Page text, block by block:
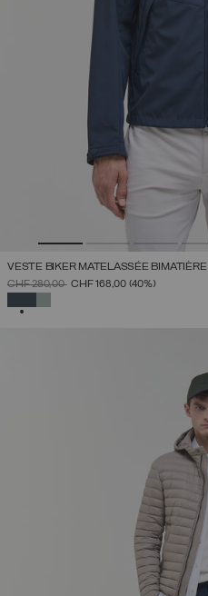
VESTE BIKER MATELASSÉE BIMATIÈRE
PRIX RÉDUIT DE
CHF 280,00ÀCHF 168,00 (40%)